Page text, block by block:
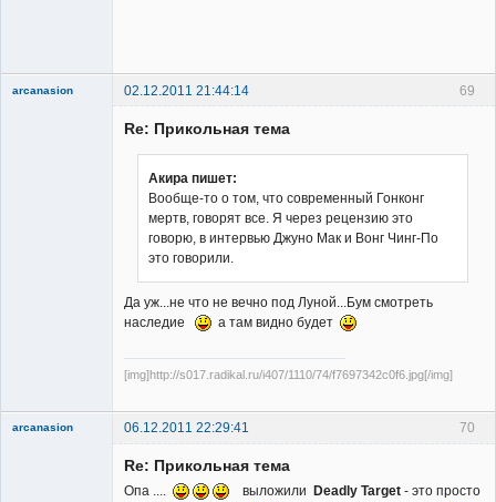
69
arcanasion 02.12.2011 21:44:14
Re: Прикольная тема
Акира пишет:
Вообще-то о том, что современный Гонконг
мертв, говорят все. Я через рецензию это
говорю, в интервью Джуно Мак и Вонг Чинг-По
это говорили.
Да уж...не что не вечно под Луной...Бум смотреть
наследие
а там видно будет
[img]http://s017.radikal.ru/i407/1110/74/f7697342c0f6.jpg[/img]
70
arcanasion 06.12.2011 22:29:41
Re: Прикольная тема
Опа .... выложили Deadly Target - это просто